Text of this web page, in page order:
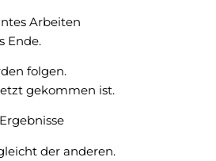
Arbeiten
Ende.
folgen.
gekommen ist.
der anderen.